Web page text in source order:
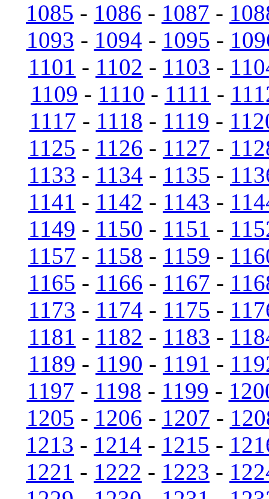
1085 - 1086 - 1087 -
1093 - 1094 - 1095 -
1101 - 1102 - 1103 -
1109 - 1110 - 1111 -
1117 - 1118 - 1119 -
1125 - 1126 - 1127 -
1133 - 1134 - 1135 -
1141 - 1142 - 1143 -
1149 - 1150 - 1151 -
1157 - 1158 - 1159 -
1165 - 1166 - 1167 -
1173 - 1174 - 1175 -
1181 - 1182 - 1183 -
1189 - 1190 - 1191 -
1197 - 1198 - 1199 -
1205 - 1206 - 1207 -
1213 - 1214 - 1215 -
1221 - 1222 - 1223 -